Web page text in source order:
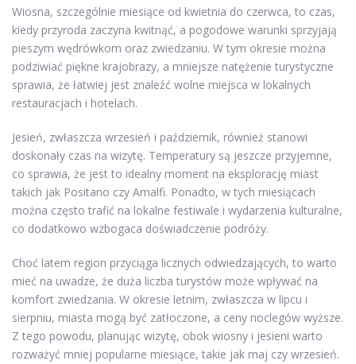
Wiosna, szczególnie miesiące od kwietnia do czerwca, to czas,
kiedy przyroda zaczyna kwitnąć, a pogodowe warunki sprzyjają
pieszym wędrówkom oraz zwiedzaniu. W tym okresie można
podziwiać piękne krajobrazy, a mniejsze natężenie turystyczne
sprawia, że łatwiej jest znaleźć wolne miejsca w lokalnych
restauracjach i hotelach.
Jesień, zwłaszcza wrzesień i październik, również stanowi
doskonały czas na wizytę. Temperatury są jeszcze przyjemne,
co sprawia, że jest to idealny moment na eksplorację miast
takich jak Positano czy Amalfi. Ponadto, w tych miesiącach
można często trafić na lokalne festiwale i wydarzenia kulturalne,
co dodatkowo wzbogaca doświadczenie podróży.
Choć latem region przyciąga licznych odwiedzających, to warto
mieć na uwadze, że duża liczba turystów może wpływać na
komfort zwiedzania. W okresie letnim, zwłaszcza w lipcu i
sierpniu, miasta mogą być zatłoczone, a ceny noclegów wyższe.
Z tego powodu, planując wizytę, obok wiosny i jesieni warto
rozważyć mniej popularne miesiące, takie jak maj czy wrzesień.